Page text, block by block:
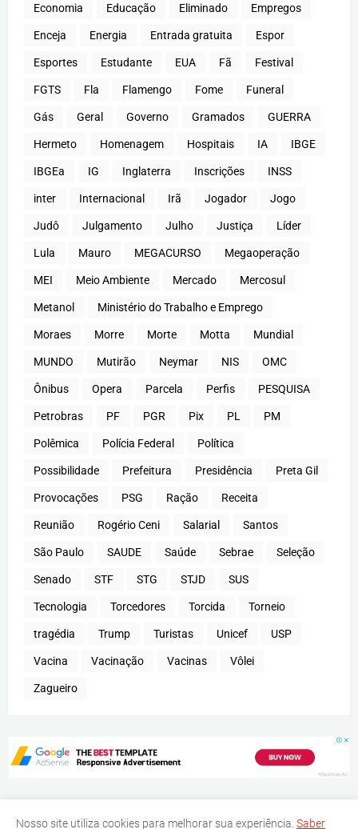
Economia Educação Eliminado Empregos
Enceja Energia Entrada gratuita Espor
Esportes Estudante EUA Fã Festival
FGTS Fla Flamengo Fome Funeral
Gás Geral Governo Gramados GUERRA
Hermeto Homenagem Hospitais IA IBGE
IBGEa IG Inglaterra Inscrições INSS
inter Internacional Irã Jogador Jogo
Judô Julgamento Julho Justiça Líder
Lula Mauro MEGACURSO Megaoperação
MEI Meio Ambiente Mercado Mercosul
Metanol Ministério do Trabalho e Emprego
Moraes Morre Morte Motta Mundial
MUNDO Mutirão Neymar NIS OMC
Ônibus Opera Parcela Perfis PESQUISA
Petrobras PF PGR Pix PL PM
Polêmica Polícia Federal Política
Possibilidade Prefeitura Presidência Preta Gil
Provocações PSG Ração Receita
Reunião Rogério Ceni Salarial Santos
São Paulo SAUDE Saúde Sebrae Seleção
Senado STF STG STJD SUS
Tecnologia Torcedores Torcida Torneio
tragédia Trump Turistas Unicef USP
Vacina Vacinação Vacinas Vôlei
Zagueiro
Nosso site utiliza cookies para melhorar sua experiência. Saber